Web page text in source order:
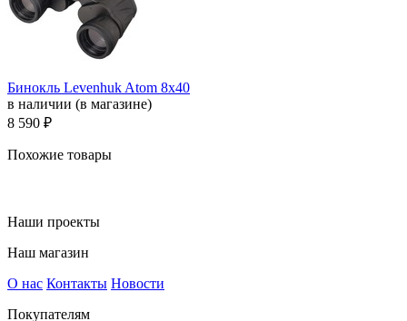
Бинокль Levenhuk Atom 8х40
в наличии (в магазине)
8 590 ₽
Похожие товары
Наши проекты
Наш магазин
О нас Контакты Новости
Покупателям